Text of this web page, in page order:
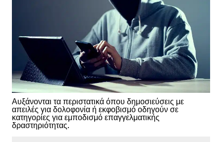
Αυξάνονται τα περιστατικά όπου δημοσιεύσεις με
απειλές για δολοφονία ή εκφοβισμό οδηγούν σε
κατηγορίες για εμποδισμό επαγγελματικής
δραστηριότητας.